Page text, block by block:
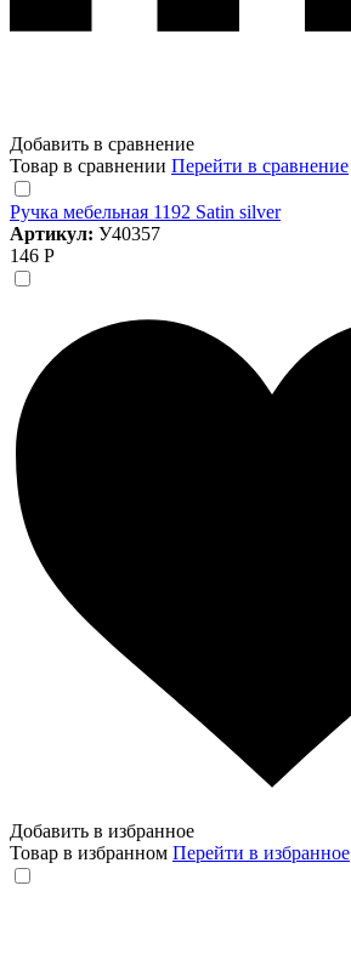
Добавить в сравнение
Товар в сравнении Перейти в сравнение
Ручка мебельная 1192 Satin silver
Артикул: У40357
146 Р
Добавить в избранное
Товар в избранном Перейти в избранное